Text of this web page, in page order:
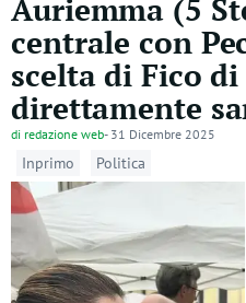
Auriemma (5
centrale con
scelta di Fico di
direttamente
di redazione web- 31 Dicembre 2025
Inprimo Politica